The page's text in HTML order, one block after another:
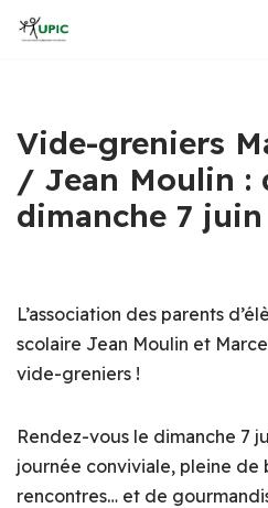
Vide-greniers
/ Jean Moulin :
dimanche 7 juin
L’association des parents
scolaire Jean Moulin et
vide-greniers !
Rendez-vous le dimanche 7
journée conviviale, pleine de
rencontres… et de